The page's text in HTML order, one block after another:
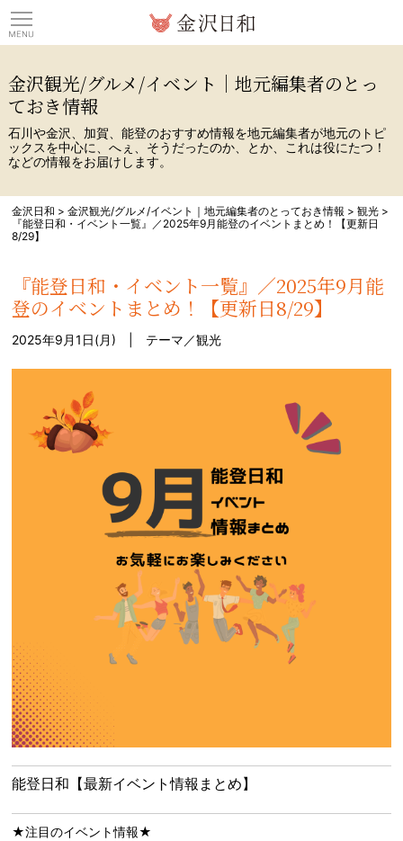
金沢観光/グルメ/イベント｜地元編集者のとっ
ておき情報
石川や金沢、加賀、能登のおすすめ情報を地元編集者が地元のトピ
ックスを中心に、へぇ、そうだったのか、とか、これは役にたつ！
などの情報をお届けします。
金沢日和 >金沢観光/グルメ/イベント｜地元編集者のとっておき情報 >観光 >
『能登日和・イベント一覧』／2025年9月能登のイベントまとめ！【更新日
8/29】
『能登日和・イベント一覧』／2025年9月能
登のイベントまとめ！【更新日8/29】
2025年9月1日(月) | テーマ／観光
能登日和【最新イベント情報まとめ】
★注目のイベント情報★